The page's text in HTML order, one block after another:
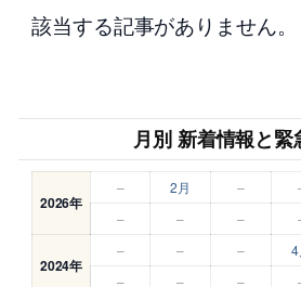
該当する記事がありません。
月別 新着情報と緊
2026年
– 2月 –
–
– –
2024年
– – – 4
–
– –